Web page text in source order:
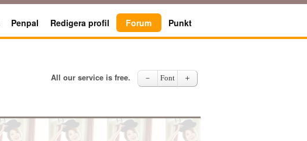
Penpal Redigera profil Forum Punkt
All our service is free. － Font ＋